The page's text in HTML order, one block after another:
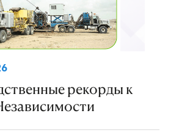
рекорды к